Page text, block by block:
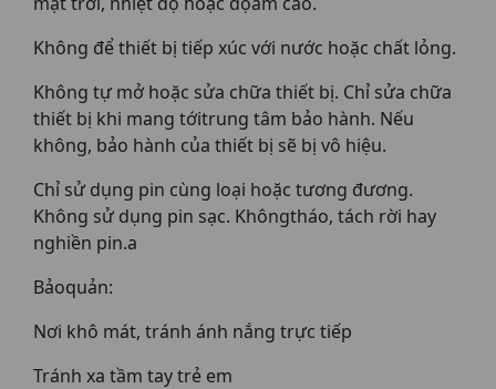
Không để thiết bị tiếp xúc với nước hoặc chất lỏng.
Không tự mở hoặc sửa chữa thiết bị. Chỉ sửa chữa
thiết bị khi mang tớitrung tâm bảo hành. Nếu
không, bảo hành của thiết bị sẽ bị vô hiệu.
Chỉ sử dụng pin cùng loại hoặc tương đương.
Không sử dụng pin sạc. Khôngtháo, tách rời hay
nghiền pin.a
Bảoquản:
Nơi khô mát, tránh ánh nắng trực tiếp
Tránh xa tầm tay trẻ em